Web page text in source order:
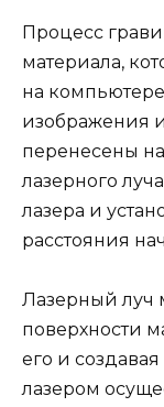
Процесс
материала,
на
изображения
перенесены
лазерного
лазера и
расстояния
Лазерный луч
поверхности
его и
лазером